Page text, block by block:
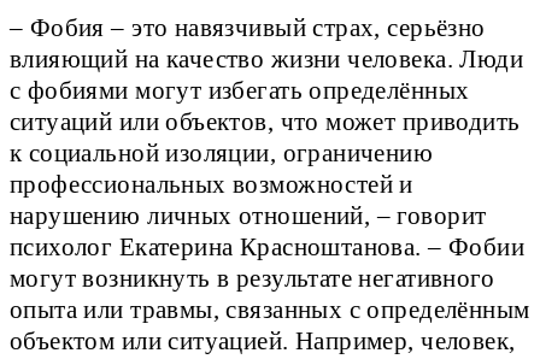
– Фобия – это навязчивый страх, серьёзно
влияющий на качество жизни человека. Люди
с фобиями могут избегать определённых
ситуаций или объектов, что может приводить
к социальной изоляции, ограничению
профессиональных возможностей и
нарушению личных отношений, – говорит
психолог Екатерина Красноштанова. – Фобии
могут возникнуть в результате негативного
опыта или травмы, связанных с определённым
объектом или ситуацией. Например, человек,